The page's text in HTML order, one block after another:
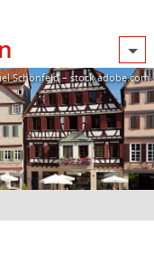
Schönfeld – stock.adobe.com